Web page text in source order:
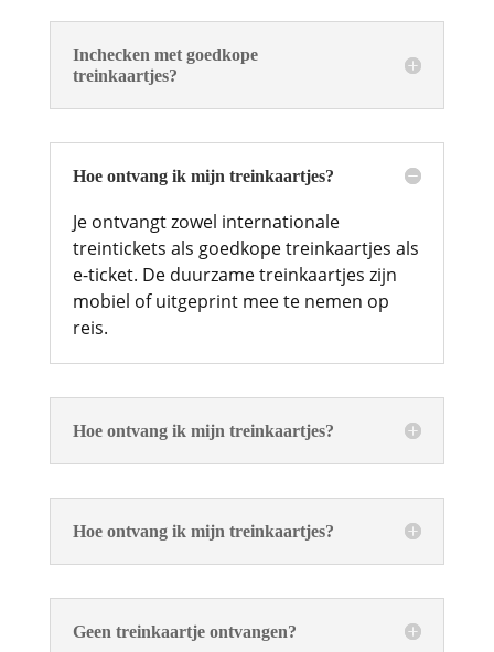
Inchecken met goedkope
treinkaartjes?
Hoe ontvang ik mijn treinkaartjes?
Je ontvangt zowel internationale
treintickets als goedkope treinkaartjes als
e-ticket. De duurzame treinkaartjes zijn
mobiel of uitgeprint mee te nemen op
reis.
Hoe ontvang ik mijn treinkaartjes?
Hoe ontvang ik mijn treinkaartjes?
Geen treinkaartje ontvangen?